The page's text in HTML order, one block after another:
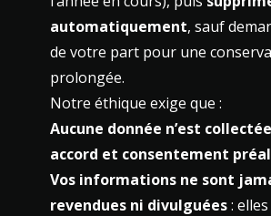
automatiquement, sauf
de votre part pour une
prolongée.
Notre éthique exige que :
Aucune donnée n’est
accord et consentement
Vos informations ne sont
revendues ni divulguées: